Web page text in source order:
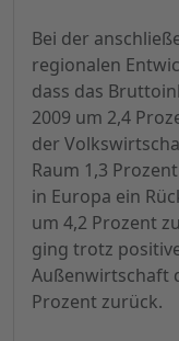
Bei der
regionalen
dass das
2009 um 2,4
der
Raum 1,3
in Europa ein
um 4,2 Prozent
ging trotz
Außenwirtschaft
Prozent zurück.